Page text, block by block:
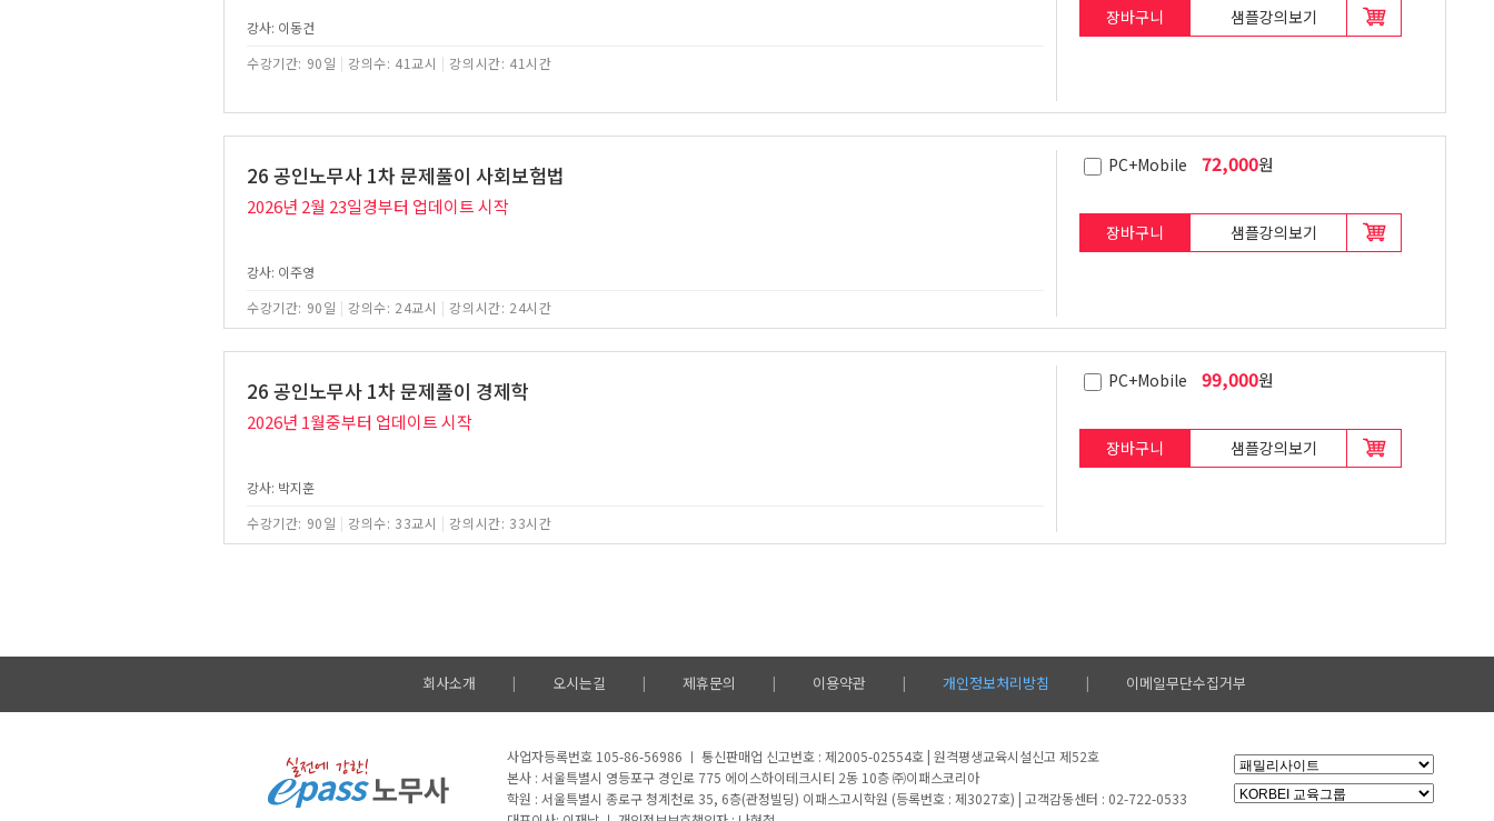
강사: 이동건
수강기간: 90일 | 강의수: 41교시 | 강의시간: 41시간
장바구니 샘플강의보기
26 공인노무사 1차 문제풀이 사회보험법
2026년 2월 23일경부터 업데이트 시작
강사: 이주영
수강기간: 90일 | 강의수: 24교시 | 강의시간: 24시간
PC+Mobile 72,000원
장바구니 샘플강의보기
26 공인노무사 1차 문제풀이 경제학
2026년 1월중부터 업데이트 시작
강사: 박지훈
수강기간: 90일 | 강의수: 33교시 | 강의시간: 33시간
PC+Mobile 99,000원
장바구니 샘플강의보기
회사소개 | 오시는길 | 제휴문의 | 이용약관 | 개인정보처리방침 | 이메일무단수집거부
사업자등록번호 105-86-56986 ㅣ 통신판매업 신고번호 : 제2005-02554호 | 원격평생교육시설신고 제52호
본사 : 서울특별시 영등포구 경인로 775 에이스하이테크시티 2동 10층 ㈜이패스코리아
학원 : 서울특별시 종로구 청계천로 35, 6층(관정빌딩) 이패스고시학원 (등록번호 : 제3027호) | 고객감동센터 : 02-722-0533